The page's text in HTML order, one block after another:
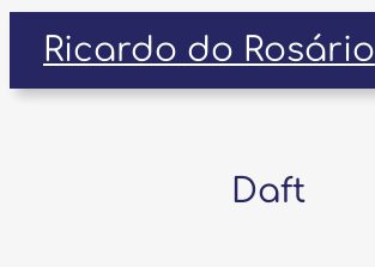
para
o
Ricardo do Rosário
Daft